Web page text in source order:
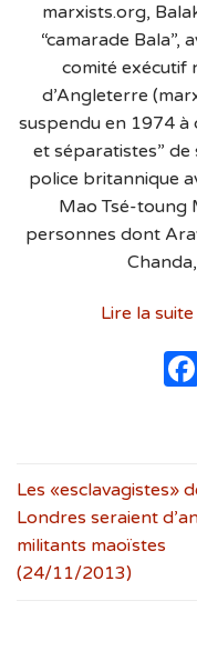
marxists.org,
“camarade Bala”,
comité exécutif
d’Angleterre
suspendu en 1974 à
et séparatistes” de
police britannique
Mao Tsé-toung
personnes dont
Lire la
Les «esclavagistes»
Londres seraient
militants maoïstes
(24/11/2013)